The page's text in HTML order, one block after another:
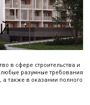
в сфере строительства и
любые разумные требования
также в оказании полного